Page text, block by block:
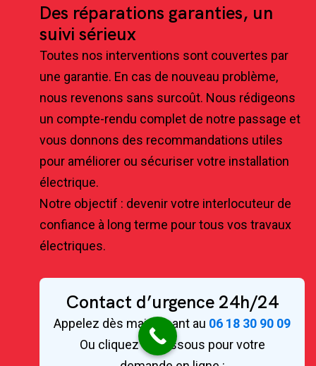
Des réparations garanties, un
suivi sérieux
Toutes nos interventions sont couvertes par
une garantie. En cas de nouveau problème,
nous revenons sans surcoût. Nous rédigeons
un compte-rendu complet de notre passage et
vous donnons des recommandations utiles
pour améliorer ou sécuriser votre installation
électrique.
Notre objectif : devenir votre interlocuteur de
confiance à long terme pour tous vos travaux
électriques.
Contact d’urgence 24h/24
Appelez dès maintenant au 06 18 30 90 09
Ou cliquez ci-dessous pour votre